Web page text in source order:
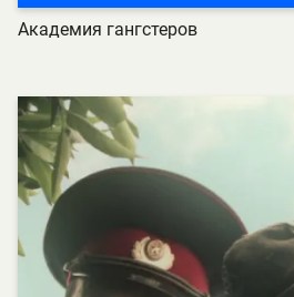
Академия гангстеров